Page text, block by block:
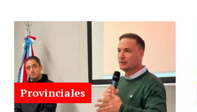
Provinciales